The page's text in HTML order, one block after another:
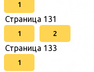
1
Страница 131
1 2
Страница 133
1